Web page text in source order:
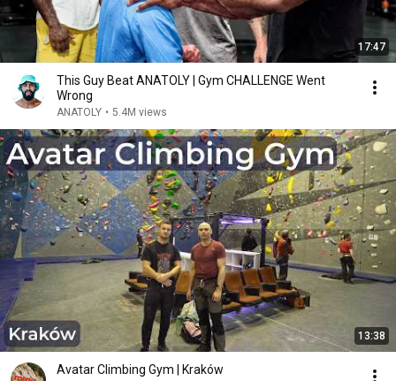
17:47
This Guy Beat ANATOLY | Gym CHALLENGE Went
Wrong
ANATOLY • 5.4M views
13:38
Avatar Climbing Gym | Kraków